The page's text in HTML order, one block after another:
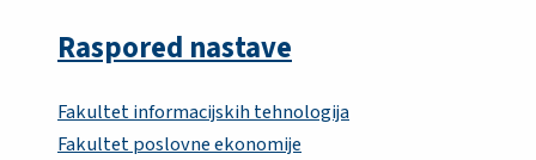
Raspored nastave
Fakultet informacijskih tehnologija
Fakultet poslovne ekonomije